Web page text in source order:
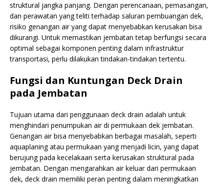
struktural jangka panjang. Dengan perencanaan, pemasangan,
dan perawatan yang teliti terhadap saluran pembuangan dek,
risiko genangan air yang dapat menyebabkan kerusakan bisa
dikurangi. Untuk memastikan jembatan tetap berfungsi secara
optimal sebagai komponen penting dalam infrastruktur
transportasi, perlu dilakukan tindakan-tindakan tertentu.
Fungsi dan Kuntungan Deck Drain
pada Jembatan
Tujuan utama dari penggunaan deck drain adalah untuk
menghindari penumpukan air di permukaan dek jembatan.
Genangan air bisa menyebabkan berbagai masalah, seperti
aquaplaning atau permukaan yang menjadi licin, yang dapat
berujung pada kecelakaan serta kerusakan struktural pada
jembatan. Dengan mengarahkan air keluar dari permukaan
dek, deck drain memiliki peran penting dalam meningkatkan